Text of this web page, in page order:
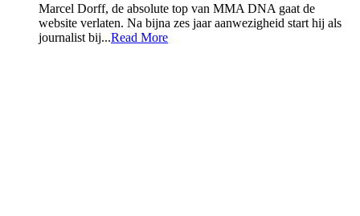
Marcel Dorff, de absolute top van MMA DNA gaat de
website verlaten. Na bijna zes jaar aanwezigheid start hij als
journalist bij...Read More